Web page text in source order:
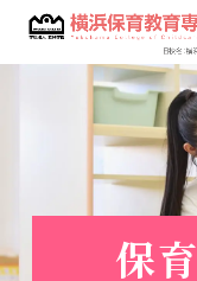
保